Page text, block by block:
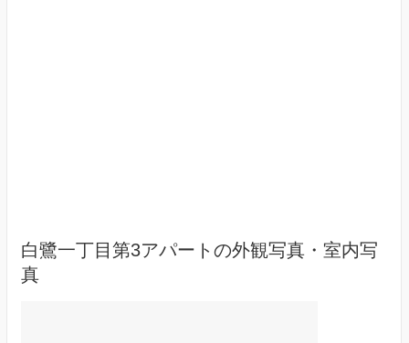
白鷺一丁目第3アパートの外観写真・室内写
真